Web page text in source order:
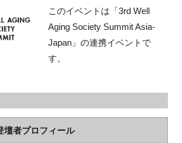
このイベントは「3rd Well
Aging Society Summit Asia-
Japan」の連携イベントで
す。
壇者プロフィール